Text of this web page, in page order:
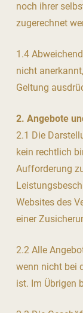
noch ihrer
zugerechnet
1.4
nicht
Geltung
2. Angebote
2.1 Die
kein rechtlich
Aufforderung
Websites des
einer
2.2 Alle
wenn nicht bei
ist. Im Übrigen